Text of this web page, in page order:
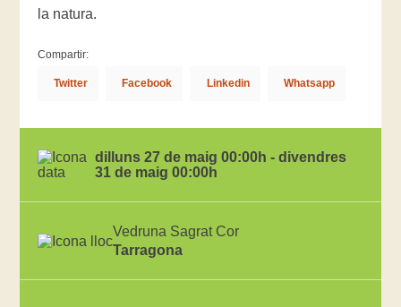
la natura.
Compartir:
Twitter Facebook Linkedin Whatsapp
dilluns 27 de maig 00:00h - divendres
31 de maig 00:00h
Vedruna Sagrat Cor
Tarragona